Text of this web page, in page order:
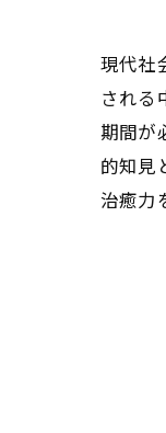
現代社
される
期間が
的知見
治癒力